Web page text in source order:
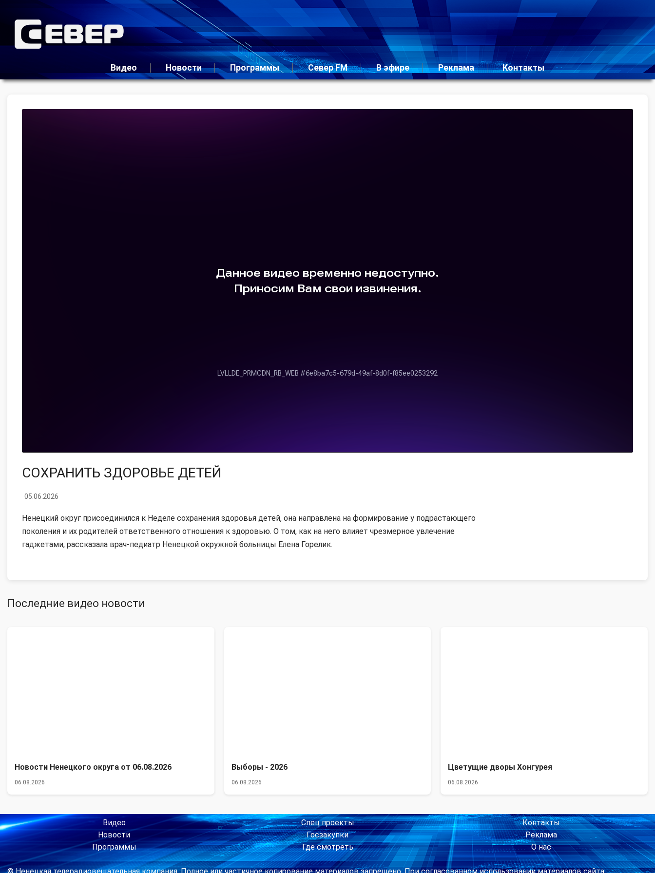
Видео Новости Программы Север FM В эфире Реклама Контакты
СОХРАНИТЬ ЗДОРОВЬЕ ДЕТЕЙ
05.06.2026
Ненецкий округ присоединился к Неделе сохранения здоровья детей, она направлена на формирование у подрастающего
поколения и их родителей ответственного отношения к здоровью. О том, как на него влияет чрезмерное увлечение
гаджетами, рассказала врач-педиатр Ненецкой окружной больницы Елена Горелик.
Последние видео новости
Новости Ненецкого округа от 06.08.2026
06.08.2026
Выборы - 2026
06.08.2026
Цветущие дворы Хонгурея
06.08.2026
Видео
Новости
Программы
Спец проекты
Госзакупки
Где смотреть
Контакты
Реклама
О нас